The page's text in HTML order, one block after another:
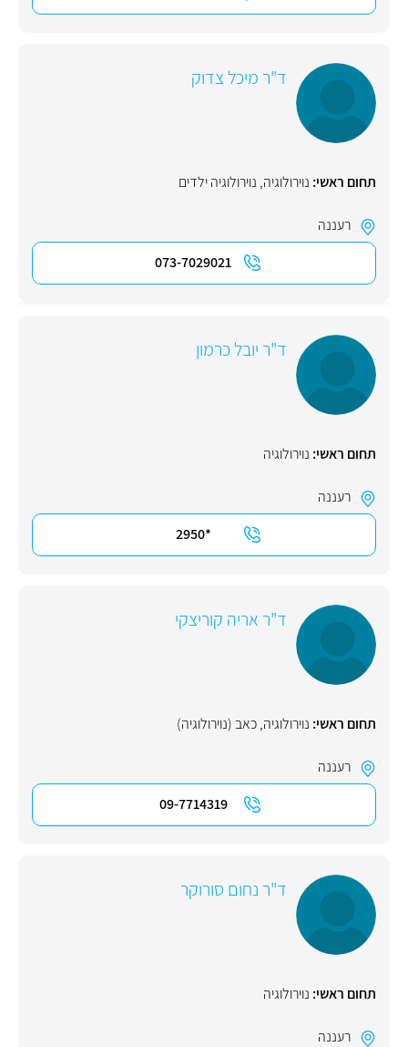
ד"ר מיכל צדוק
תחום ראשי: נוירולוגיה, נוירולוגיה ילדים
רעננה
073-7029021
ד"ר יובל כרמון
תחום ראשי: נוירולוגיה
רעננה
*2950
ד"ר אריה קוריצקי
תחום ראשי: נוירולוגיה,כאב (נוירולוגיה)
רעננה
09-7714319
ד"ר נחום סורוקר
תחום ראשי: נוירולוגיה
רעננה